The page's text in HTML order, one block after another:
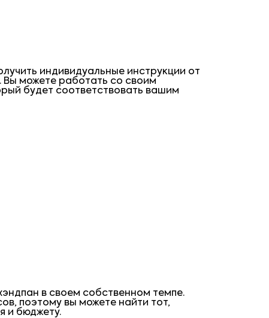
индивидуальные инструкции от
Вы можете работать со своим
будет соответствовать вашим
в своем собственном темпе.
поэтому вы можете найти тот,
и бюджету.